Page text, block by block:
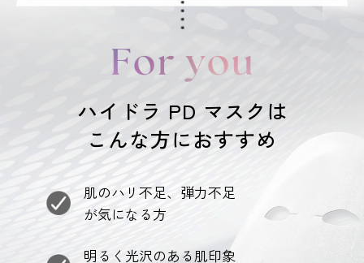
ハイドラ PD マスクは
こんな方におすすめ
肌のハリ不足、弾力不足
が気になる方
明るく光沢のある肌印象